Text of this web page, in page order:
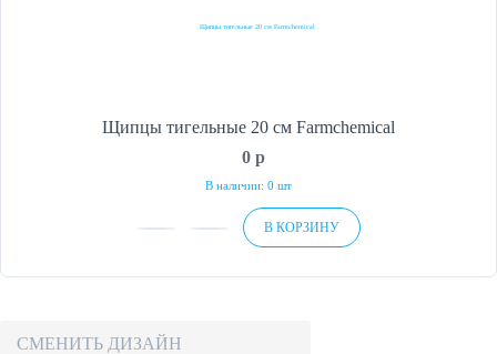
Щипцы тигельные 20 см Farmchemical
0 p
В наличии: 0 шт
В КОРЗИНУ
СМЕНИТЬ ДИЗАЙН